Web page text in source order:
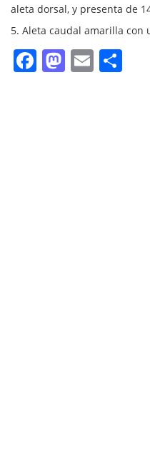
aleta dorsal, y presenta de
5. Aleta caudal amarilla con
Facebook
Email